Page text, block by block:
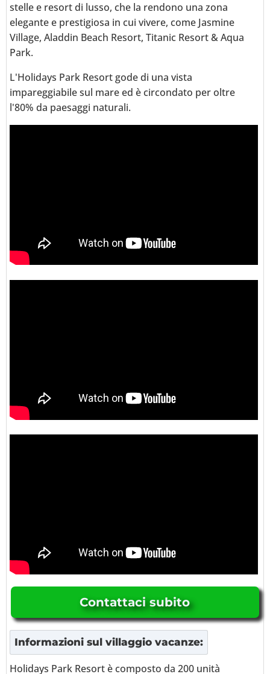
stelle e resort di lusso, che la rendono una zona
elegante e prestigiosa in cui vivere, come Jasmine
Village, Aladdin Beach Resort, Titanic Resort & Aqua
Park.
L'Holidays Park Resort gode di una vista
impareggiabile sul mare ed è circondato per oltre
l'80% da paesaggi naturali.
Contattaci subito
Informazioni sul villaggio vacanze:
Holidays Park Resort è composto da 200 unità